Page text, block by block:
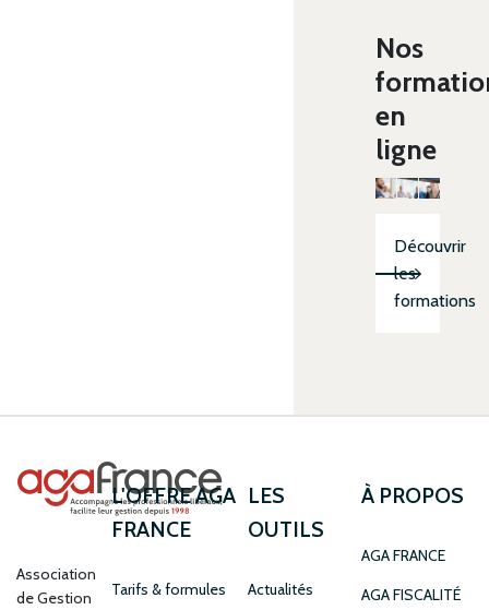
Nos
en
ligne
Découvrir
les
formations
Association
de Gestion
L'OFFRE AGA
FRANCE
Tarifs & formules
LES
OUTILS
Actualités
À PROPOS
AGA FRANCE
AGA FISCALITÉ